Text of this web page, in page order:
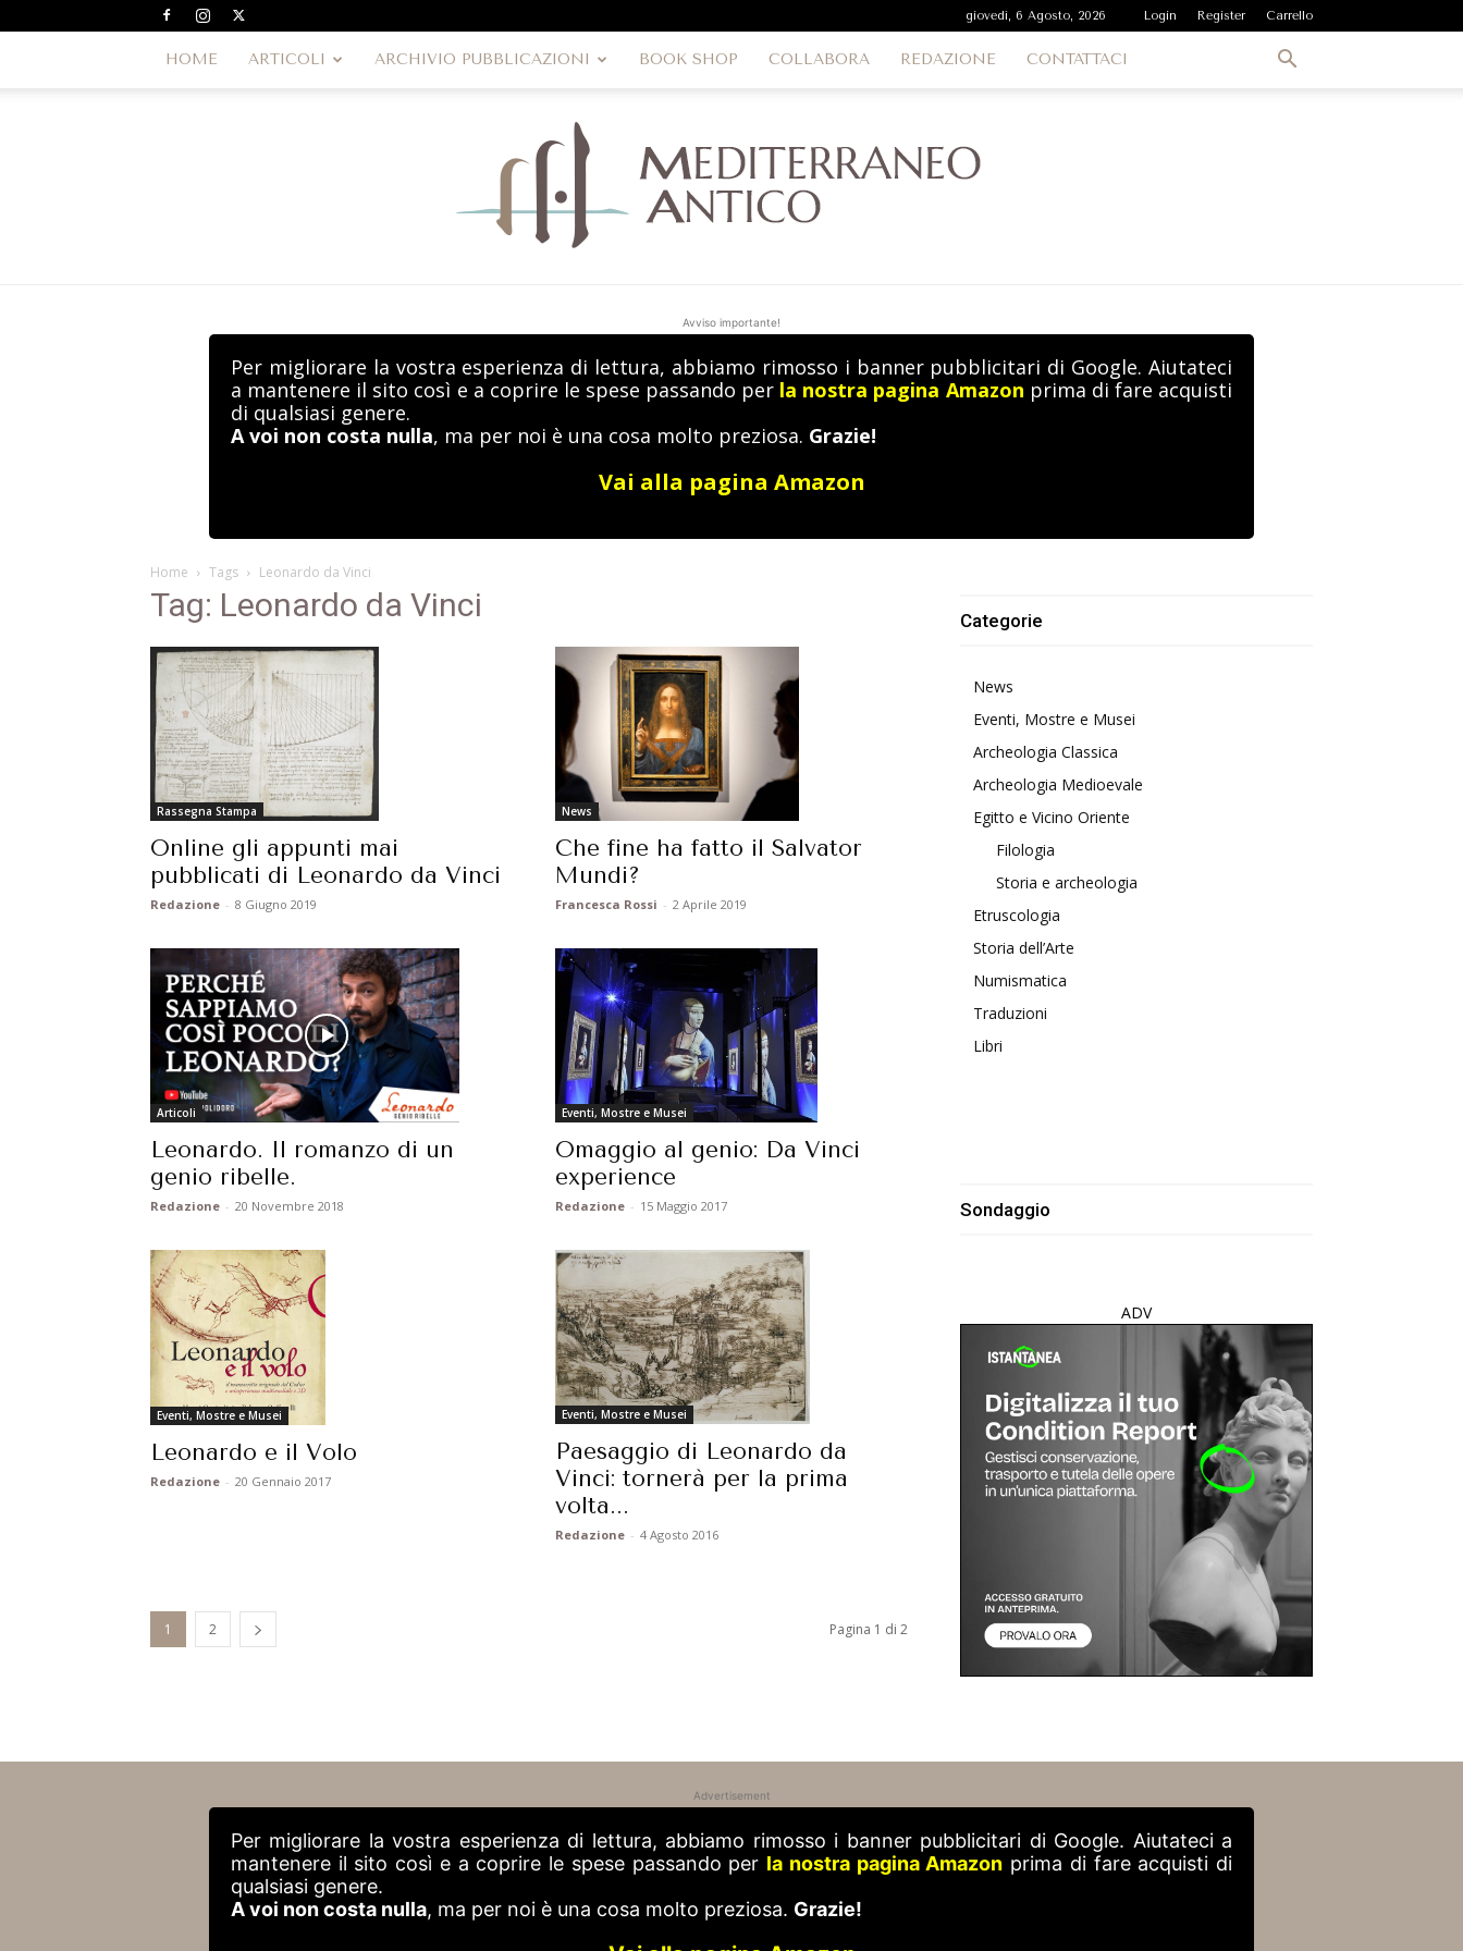
giovedì, 6 Agosto, 2026 Login Register Carrello
HOME ARTICOLI ARCHIVIO PUBBLICAZIONI BOOK SHOP COLLABORA REDAZIONE CONTATTACI
MediterraneoAntico
Avviso importante!
Per migliorare la vostra esperienza di lettura, abbiamo rimosso i banner pubblicitari di Google. Aiutateci
a mantenere il sito così e a coprire le spese passando per la nostra pagina Amazon prima di fare acquisti
di qualsiasi genere.
A voi non costa nulla, ma per noi è una cosa molto preziosa. Grazie!
Vai alla pagina Amazon
Home Tags Leonardo da Vinci
Tag: Leonardo da Vinci
Rassegna Stampa
Online gli appunti mai
pubblicati di Leonardo da Vinci
Redazione - 8 Giugno 2019
News
Che fine ha fatto il Salvator
Mundi?
Francesca Rossi - 2 Aprile 2019
Articoli
Leonardo. Il romanzo di un
genio ribelle.
Redazione - 20 Novembre 2018
Eventi, Mostre e Musei
Omaggio al genio: Da Vinci
experience
Redazione - 15 Maggio 2017
Eventi, Mostre e Musei
Leonardo e il Volo
Redazione - 20 Gennaio 2017
Eventi, Mostre e Musei
Paesaggio di Leonardo da
Vinci: tornerà per la prima
volta...
Redazione - 4 Agosto 2016
1 2 Pagina 1 di 2
Categorie
News
Eventi, Mostre e Musei
Archeologia Classica
Archeologia Medioevale
Egitto e Vicino Oriente
Filologia
Storia e archeologia
Etruscologia
Storia dell’Arte
Numismatica
Traduzioni
Libri
Sondaggio
ADV
Advertisement
Per migliorare la vostra esperienza di lettura, abbiamo rimosso i banner pubblicitari di Google. Aiutateci a
mantenere il sito così e a coprire le spese passando per la nostra pagina Amazon prima di fare acquisti di
qualsiasi genere.
A voi non costa nulla, ma per noi è una cosa molto preziosa. Grazie!